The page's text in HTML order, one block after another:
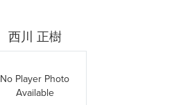
西川 正樹
No Player Photo
Available